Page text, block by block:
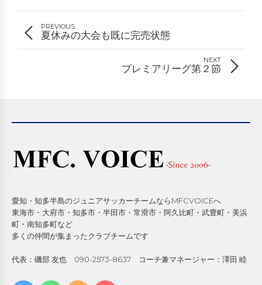
PREVIOUS
夏休みの大会も既に完売状態
NEXT
プレミアリーグ第２節
愛知・知多半島のジュニアサッカーチームならMFCVOICEへ
東海市・大府市・知多市・半田市・常滑市・阿久比町・武豊町・美浜
町・南知多町など
多くの仲間が集まったクラブチームです
代表：磯部 友也 090-2573-8637 コーチ兼マネージャー：澤田 睦